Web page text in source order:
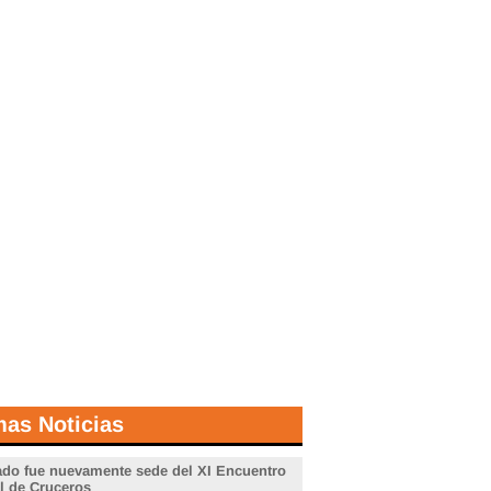
Noticias
fue nuevamente sede del XI Encuentro
de Cruceros